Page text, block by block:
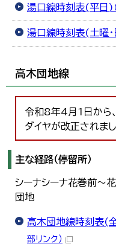
湯口線時刻表(平日)
湯口線時刻表(土曜・
高木団地線
令和8年4月1日から
ダイヤが改正されまし
主な経路（停留所）
シーナシーナ花巻前～
団地
高木団地線時刻表(
部リンク）